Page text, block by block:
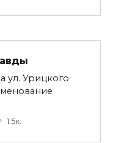
ул. Урицкого
1.5к.